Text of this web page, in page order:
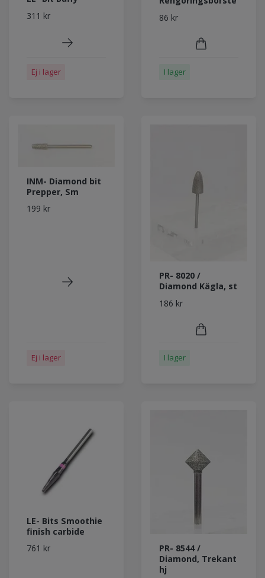
311 kr
Ej i lager
86 kr
I lager
INM- Diamond bit
Prepper, Sm
199 kr
Ej i lager
PR- 8020 /
Diamond Kägla, st
186 kr
I lager
LE- Bits Smoothie
finish carbide
761 kr
PR- 8544 /
Diamond, Trekant
hj